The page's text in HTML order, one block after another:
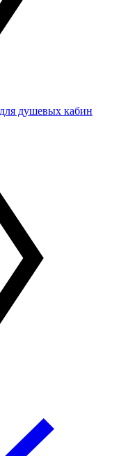
душевых кабин